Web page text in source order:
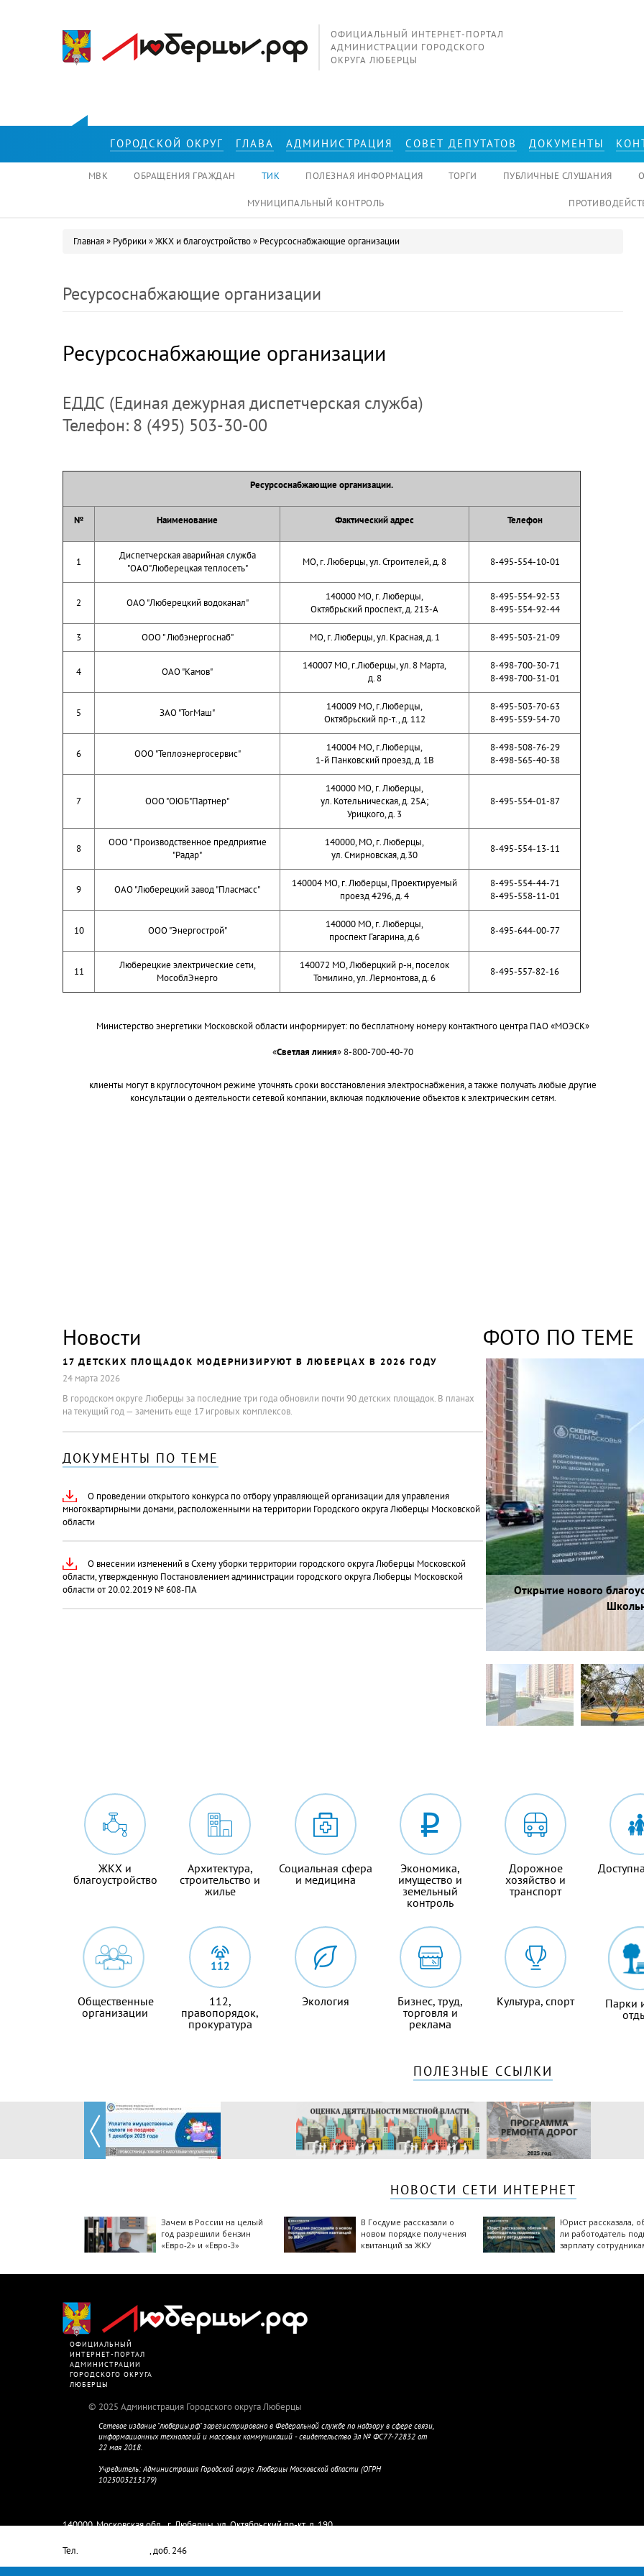
ОФИЦИАЛЬНЫЙ ИНТЕРНЕТ-ПОРТАЛ
АДМИНИСТРАЦИИ ГОРОДСКОГО
ОКРУГА ЛЮБЕРЦЫ
ГОРОДСКОЙ ОКРУГ ГЛАВА АДМИНИСТРАЦИЯ СОВЕТ ДЕПУТАТОВ ДОКУМЕНТЫ
МВК ОБРАЩЕНИЯ ГРАЖДАН ТИК ПОЛЕЗНАЯ ИНФОРМАЦИЯ ТОРГИ ПУБЛИЧНЫЕ СЛУШАНИЯ
МУНИЦИПАЛЬНЫЙ КОНТРОЛЬ
Вы здесь
Главная» Рубрики »ЖКХ и благоустройство» Ресурсоснабжающие организации
Ресурсоснабжающие организации
Ресурсоснабжающие организации
ЕДДС (Единая дежурная диспетчерская служба)
Телефон: 8 (495) 503-30-00
Ресурсоснабжающие организации.
№ Наименование Фактический адрес Телефон
1
Диспетчерская аварийная служба
"ОАО"Люберецкая теплосеть"
МО, г. Люберцы, ул. Строителей, д. 8 8-495-554-10-01
2 ОАО "Люберецкий водоканал"
140000 МО, г. Люберцы,
Октябрьский проспект, д. 213-А
8-495-554-92-53
8-495-554-92-44
3 ООО " Любэнергоснаб" МО, г. Люберцы, ул. Красная, д. 1 8-495-503-21-09
4 ОАО "Камов"
140007 МО, г.Люберцы, ул. 8 Марта,
д. 8
8-498-700-30-71
8-498-700-31-01
5 ЗАО "ТогМаш"
140009 МО, г.Люберцы,
Октябрьский пр-т., д. 112
8-495-503-70-63
8-495-559-54-70
6 ООО "Теплоэнергосервис"
140004 МО, г.Люберцы,
1-й Панковский проезд, д. 1В
8-498-508-76-29
8-498-565-40-38
7 ООО "ОЮБ"Партнер"
140000 МО, г. Люберцы,
ул. Котельническая, д. 25А;
Урицкого, д. 3
8-495-554-01-87
8
ООО " Производственное предприятие
"Радар"
140000, МО, г. Люберцы,
ул. Смирновская, д.30
8-495-554-13-11
9 ОАО "Люберецкий завод "Пласмасс"
140004 МО, г. Люберцы, Проектируемый
проезд 4296, д. 4
8-495-554-44-71
8-495-558-11-01
10 ООО "Энергострой"
140000 МО, г. Люберцы,
проспект Гагарина, д.6
8-495-644-00-77
11
Люберецкие электрические сети,
МособлЭнерго
140072 МО, Люберцкий р-н, поселок
Томилино, ул. Лермонтова, д. 6
8-495-557-82-16
Министерство энергетики Московской области информирует: по бесплатному номеру контактного центра ПАО «МОЭСК»
«Светлая линия» 8-800-700-40-70
клиенты могут в круглосуточном режиме уточнять сроки восстановления электроснабжения, а также получать любые другие
консультации о деятельности сетевой компании, включая подключение объектов к электрическим сетям.
Новости
17 ДЕТСКИХ ПЛОЩАДОК МОДЕРНИЗИРУЮТ В ЛЮБЕРЦАХ В 2026 ГОДУ
24 марта 2026
В городском округе Люберцы за последние три года обновили почти 90 детских площадок. В планах
на текущий год — заменить еще 17 игровых комплексов.
ДОКУМЕНТЫ ПО ТЕМЕ
О проведении открытого конкурса по отбору управляющей организации для управления
многоквартирными домами, расположенными на территории Городского округа Люберцы Московской
области
О внесении изменений в Схему уборки территории городского округа Люберцы Московской
области, утвержденную Постановлением администрации городского округа Люберцы Московской
области от 20.02.2019 № 608-ПА
ФОТО ПО ТЕМЕ
Открытие нового
Открытие детской
Экологическая акция
Открытие
Встреча с жителями в
Ход работ по
Встреча с жителями д. 16
Встреча с жителями в
Проверка хода
Встреча с жителями по
лесопарка
ЖКХ и
благоустройство
Архитектура,
строительство и
жилье
Социальная сфера
и медицина
Экономика,
имущество и
земельный
контроль
Дорожное
хозяйство и
транспорт
Общественные
организации
112,
правопорядок,
прокуратура
Экология
Бизнес, труд,
торговля и
реклама
Культура, спорт
Парки
ПОЛЕЗНЫЕ ССЫЛКИ
НОВОСТИ СЕТИ ИНТЕРНЕТ
Зачем в России на целый
год разрешили бензин
«Евро-2» и «Евро-3»
В Госдуме рассказали о
новом порядке получения
квитанций за ЖКУ
Юрист рассказала,
ли работодатель
зарплату
ОФИЦИАЛЬНЫЙ
ИНТЕРНЕТ-ПОРТАЛ
АДМИНИСТРАЦИИ
ГОРОДСКОГО ОКРУГА
ЛЮБЕРЦЫ
2025 Администрация Городского округа Люберцы
Сетевое издание "люберцы.рф" зарегистрировано в Федеральной службе по надзору в сфере связи,
информационных технологий и массовых коммуникаций - свидетельство Эл № ФС77-72832 от
22 мая 2018.
Учредитель: Администрация Городской округ Люберцы Московской области (ОГРН
1025003213179)
140000, Московская обл., г. Люберцы, ул. Октябрьский пр-кт, д. 190
Тел. , доб. 246